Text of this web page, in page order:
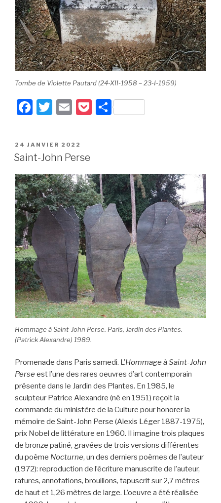
Tombe de Violette Pautard (24-XII-1958 – 23-I-1959)
F
c
e
b
o
o
k
T
tt
er
E
ail
P
et
P
er
PUBLIÉ
LE
24 JANVIER 2022
Saint-John Perse
Hommage à Saint-John Perse. Paris, Jardin des Plantes.
(Patrick Alexandre) 1989.
Promenade dans Paris samedi. L’Hommage à Saint-John
Perse est l’une des rares oeuvres d’art contemporain
présente dans le Jardin des Plantes. En 1985, le
sculpteur Patrice Alexandre (né en 1951) reçoit la
commande du ministère de la Culture pour honorer la
mémoire de Saint-John Perse (Alexis Léger 1887-1975),
prix Nobel de littérature en 1960. Il imagine trois plaques
de bronze patiné, gravées de trois versions différentes
du poème Nocturne, un des derniers poèmes de l’auteur
(1972): reproduction de l’écriture manuscrite de l’auteur,
ratures, annotations, brouillons, tapuscrit sur 2,7 mètres
de haut et 1,26 mètres de large. L’oeuvre a été réalisée